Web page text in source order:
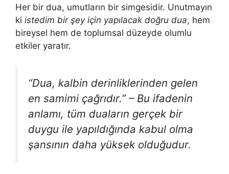
Her bir dua, umutların bir simgesidir. Unutmayın
ki istedim bir şey için yapılacak doğru dua, hem
bireysel hem de toplumsal düzeyde olumlu
etkiler yaratır.
“Dua, kalbin derinliklerinden gelen
en samimi çağrıdır.” – Bu ifadenin
anlamı, tüm duaların gerçek bir
duygu ile yapıldığında kabul olma
şansının daha yüksek olduğudur.